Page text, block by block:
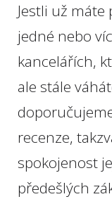
Jestli už máte
jedné nebo
kancelářích,
ale stále
recenze,
spokojenost
předešlých